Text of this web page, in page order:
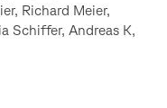
Richard Meier,
Schiffer, Andreas K,